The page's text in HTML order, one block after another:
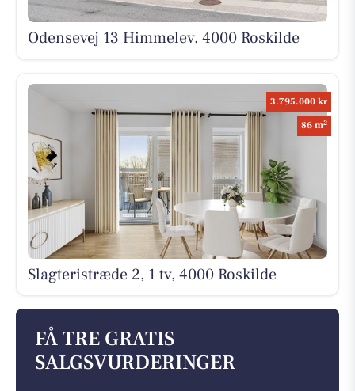
Odensevej 13 Himmelev, 4000 Roskilde
3.795.000 kr
86 m2
Slagteristræde 2, 1 tv, 4000 Roskilde
FÅ TRE GRATIS
SALGSVURDERINGER